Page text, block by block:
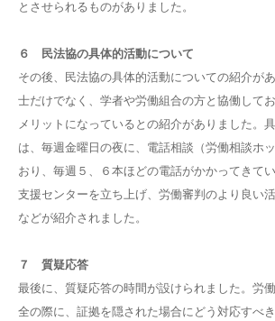
とさせられるものがありました。
６ 民法協の具体的活動について
その後、民法協の具体的活動についての紹介が
士だけでなく、学者や労働組合の方と協働して
メリットになっているとの紹介がありました。
は、毎週金曜日の夜に、電話相談（労働相談ホ
おり、毎週５、６本ほどの電話がかかってきて
支援センターを立ち上げ、労働審判のより良い
などが紹介されました。
７ 質疑応答
最後に、質疑応答の時間が設けられました。労
全の際に、証拠を隠された場合にどう対応すべ